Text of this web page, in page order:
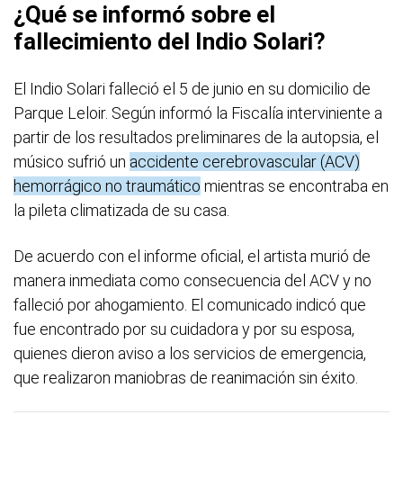
¿Qué se informó sobre el
fallecimiento del Indio Solari?
El Indio Solari falleció el 5 de junio en su domicilio de
Parque Leloir. Según informó la Fiscalía interviniente a
partir de los resultados preliminares de la autopsia, el
músico sufrió un accidente cerebrovascular (ACV)
hemorrágico no traumático mientras se encontraba en
la pileta climatizada de su casa.
De acuerdo con el informe oficial, el artista murió de
manera inmediata como consecuencia del ACV y no
falleció por ahogamiento. El comunicado indicó que
fue encontrado por su cuidadora y por su esposa,
quienes dieron aviso a los servicios de emergencia,
que realizaron maniobras de reanimación sin éxito.